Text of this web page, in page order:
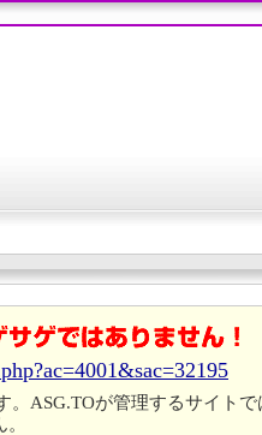
。ASG.TOが管理するサイトで